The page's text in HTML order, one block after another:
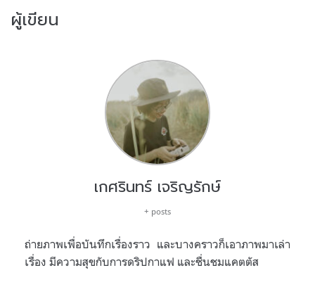
ผู้เขียน
เกศรินทร์ เจริญรักษ์
+ posts
ถ่ายภาพเพื่อบันทึกเรื่องราว และบางคราวก็เอาภาพมาเล่า
เรื่อง มีความสุขกับการดริปกาแฟ และชื่นชมแคตตัส